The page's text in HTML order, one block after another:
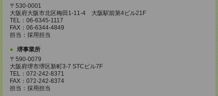
〒530-0001
大阪府大阪市北区梅田1-11-4 大阪駅前第4ビル21F
TEL：06-6345-1117
FAX：06-6344-4849
担当：採用担当
堺事業所
〒590-0079
大阪府堺市堺区新町3-7 STCビル7F
TEL：072-242-8371
FAX：072-242-8374
担当：採用担当